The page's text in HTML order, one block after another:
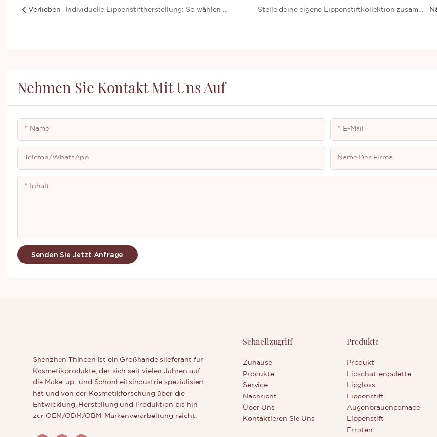
Verlieben Stelle deine eigene Lippenstiftkollektion zusammen: Tipps von einem individuellen Lippenstift
Nehmen Sie Kontakt Mit Uns Auf
Name E-Mail
Telefon/WhatsApp Name Der Firma
Inhalt
Senden Sie Jetzt Anfrage
Shenzhen Thincen ist ein Großhandelslieferant für
Kosmetikprodukte, der sich seit vielen Jahren auf
die Make-up- und Schönheitsindustrie spezialisiert
hat und von der Kosmetikforschung über die
Entwicklung, Herstellung und Produktion bis hin
zur OEM/ODM/OBM-Markenverarbeitung reicht.
Schnellzugriff
Zuhause
Produkte
Service
Nachricht
Über Uns
Kontaktieren Sie Uns
Produkte
Produkt
Lidschattenpalette
Lipgloss
Lippenstift
Augenbrauenpomade
Lippenstift
Erröten